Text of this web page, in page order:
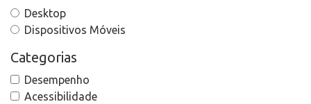
Desktop
Dispositivos Móveis
Categorias
Desempenho
Acessibilidade